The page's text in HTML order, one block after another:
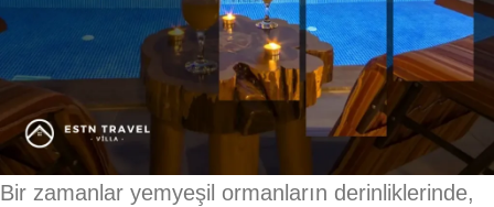
Bir zamanlar yemyeşil ormanların derinliklerinde,